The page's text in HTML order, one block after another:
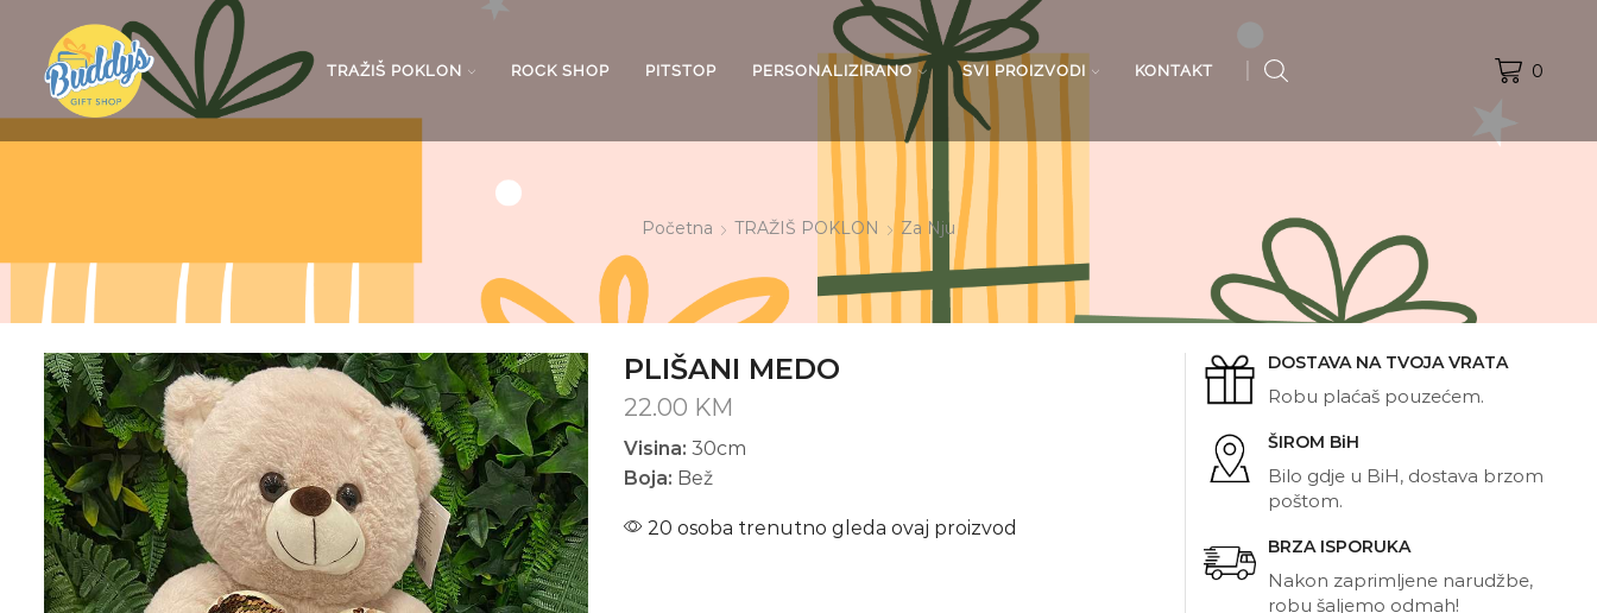
TRAŽIŠ POKLON ROCK SHOP PITSTOP PERSONALIZIRANO SVI PROIZVODI KONTAKT 0
Početna TRAŽIŠ POKLON Za Nju
PLIŠANI MEDO
22.00 KM
Visina: 30cm
Boja: Bež
20 osoba trenutno gleda ovaj proizvod
DOSTAVA NA TVOJA VRATA
Robu plaćaš pouzećem.
ŠIROM BiH
Bilo gdje u BiH, dostava brzom
poštom.
BRZA ISPORUKA
Nakon zaprimljene narudžbe,
robu šaljemo odmah!